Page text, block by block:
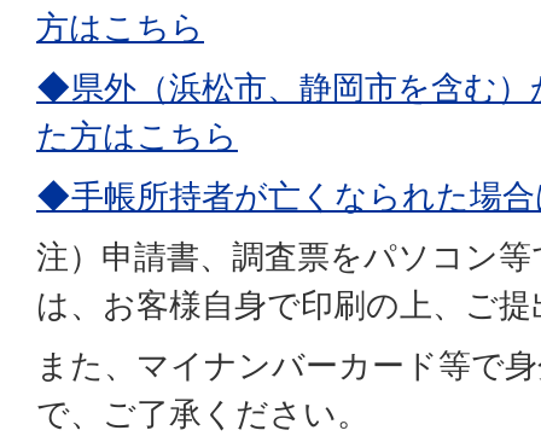
方はこちら
◆県外（浜松市、静岡市を含む
た方はこちら
◆手帳所持者が亡くなられた場
注）申請書、調査票をパソコン
は、お客様自身で印刷の上、ご
また、マイナンバーカード等で
で、ご了承ください。